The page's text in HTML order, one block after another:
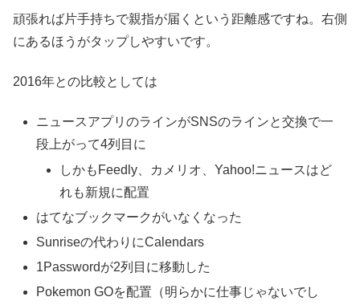
頑張れば片手持ちで親指が届くという距離感ですね。右側
にあるほうがタップしやすいです。
2016年との比較としては
ニュースアプリのラインがSNSのラインと交換で一
段上がって4列目に
しかもFeedly、カメリオ、Yahoo!ニュースはど
れも新規に配置
はてなブックマークがいなくなった
Sunriseの代わりにCalendars
1Passwordが2列目に移動した
Pokemon GOを配置（明らかに仕事じゃないでし